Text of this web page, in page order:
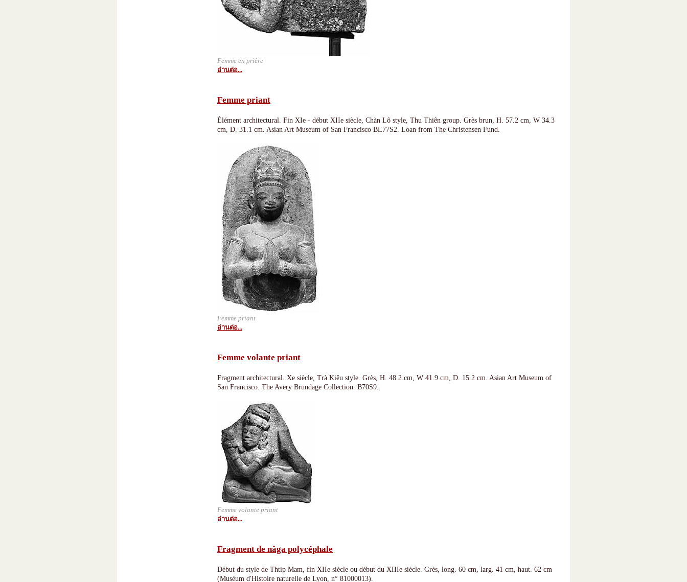
Femme en prière
อ่านต่อ...
Femme priant
Élément architectural. Fin XIe - début XIIe siècle, Chàn Lô style, Thu Thiên group. Grès brun, H. 57.2 cm, W 34.3
cm, D. 31.1 cm. Asian Art Museum of San Francisco BL77S2. Loan from The Christensen Fund.
Femme priant
อ่านต่อ...
Femme volante priant
Fragment architectural. Xe siècle, Trà Kiêu style. Grès, H. 48.2.cm, W 41.9 cm, D. 15.2 cm. Asian Art Museum of
San Francisco. The Avery Brundage Collection. B70S9.
Femme volante priant
อ่านต่อ...
Fragment de nâga polycéphale
Début du style de Thtip Mam, fin XIIe siècle ou début du XIIIe siècle. Grès, long. 60 cm, larg. 41 cm, haut. 62 cm
(Muséum d'Histoire naturelle de Lyon, n° 81000013).